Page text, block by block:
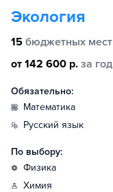
Экология
15 бюджетных мест
от 142 600 р. за год
Обязательно:
математика
русский язык
По выбору:
физика
химия